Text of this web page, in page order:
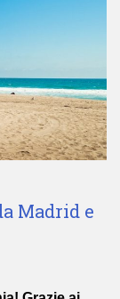
Madrid e